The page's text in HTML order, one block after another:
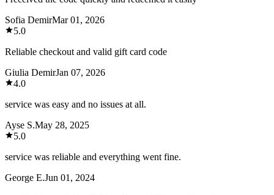
Sofia DemirMar 01, 2026
5.0
Reliable checkout and valid gift card code
Giulia DemirJan 07, 2026
4.0
service was easy and no issues at all.
Ayse S.May 28, 2025
5.0
service was reliable and everything went fine.
George E.Jun 01, 2024